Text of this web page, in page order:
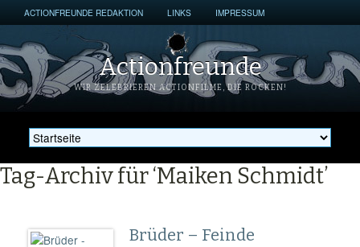
ACTIONFREUNDE REDAKTION LINKS IMPRESSUM
Actionfreunde
WIR ZELEBRIEREN ACTIONFILME, DIE ROCKEN!
Tag-Archiv für ‘Maiken Schmidt’
Brüder – Feinde